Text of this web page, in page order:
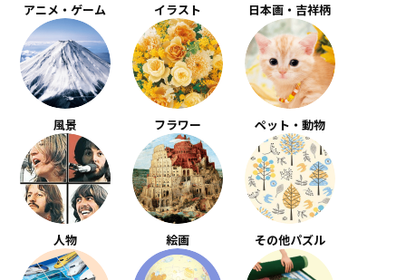
アニメ・ゲーム イラスト 日本画・吉祥柄
風景 フラワー ペット・動物
人物 絵画 その他パズル